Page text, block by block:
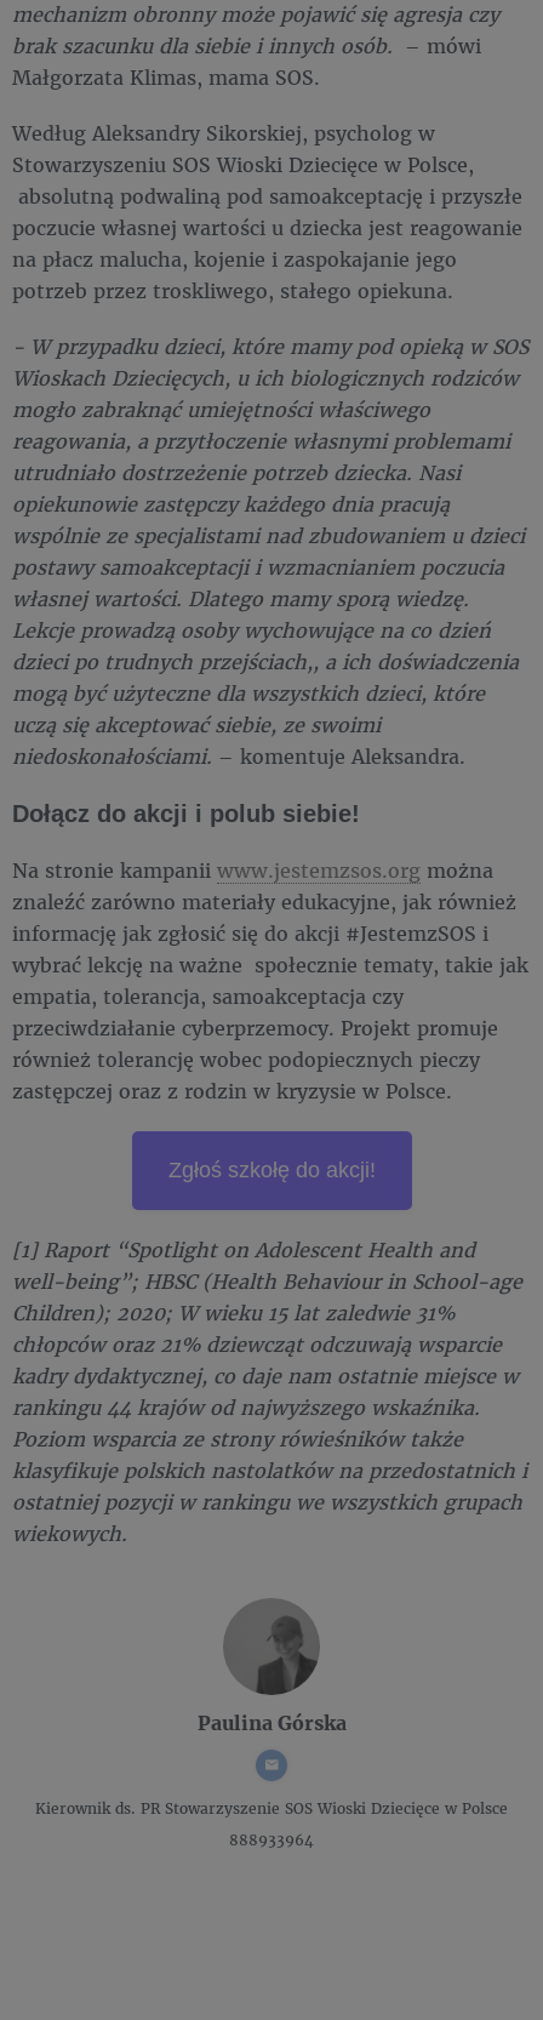
mechanizm obronny może pojawić się agresja czy
brak szacunku dla siebie i innych osób.
– mówi
Małgorzata Klimas, mama SOS.
Według Aleksandry Sikorskiej, psycholog w
Stowarzyszeniu SOS Wioski Dziecięce w Polsce,
absolutną podwaliną pod samoakceptację i przyszłe
poczucie własnej wartości u dziecka jest reagowanie
na płacz malucha, kojenie i zaspokajanie jego
potrzeb przez troskliwego, stałego opiekuna.
- W przypadku dzieci, które mamy pod opieką w SOS
Wioskach Dziecięcych, u ich biologicznych rodziców
mogło zabraknąć umiejętności właściwego
reagowania, a przytłoczenie własnymi problemami
utrudniało dostrzeżenie potrzeb dziecka. Nasi
opiekunowie zastępczy każdego dnia pracują
wspólnie ze specjalistami nad zbudowaniem u dzieci
postawy samoakceptacji i wzmacnianiem poczucia
własnej wartości. Dlatego mamy sporą wiedzę.
Lekcje prowadzą osoby wychowujące na co dzień
dzieci po trudnych przejściach,, a ich doświadczenia
mogą być użyteczne dla wszystkich dzieci, które
uczą się akceptować siebie, ze swoimi
niedoskonałościami. – komentuje Aleksandra.
Dołącz do akcji i polub siebie!
Na stronie kampanii www.jestemzsos.org można
znaleźć zarówno materiały edukacyjne, jak również
informację jak zgłosić się do akcji #JestemzSOS i
wybrać lekcję na ważne społecznie tematy, takie jak
empatia, tolerancja, samoakceptacja czy
przeciwdziałanie cyberprzemocy. Projekt promuje
również tolerancję wobec podopiecznych pieczy
zastępczej oraz z rodzin w kryzysie w Polsce.
Zgłoś szkołę do akcji!
[1] Raport “Spotlight on Adolescent Health and
well-being”; HBSC (Health Behaviour in School-age
Children); 2020; W wieku 15 lat zaledwie 31%
chłopców oraz 21% dziewcząt odczuwają wsparcie
kadry dydaktycznej, co daje nam ostatnie miejsce w
rankingu 44 krajów od najwyższego wskaźnika.
Poziom wsparcia ze strony rówieśników także
klasyfikuje polskich nastolatków na przedostatnich i
ostatniej pozycji w rankingu we wszystkich grupach
wiekowych.
Paulina Górska
Kierownik ds. PRStowarzyszenie SOS Wioski Dziecięce w Polsce
888933964